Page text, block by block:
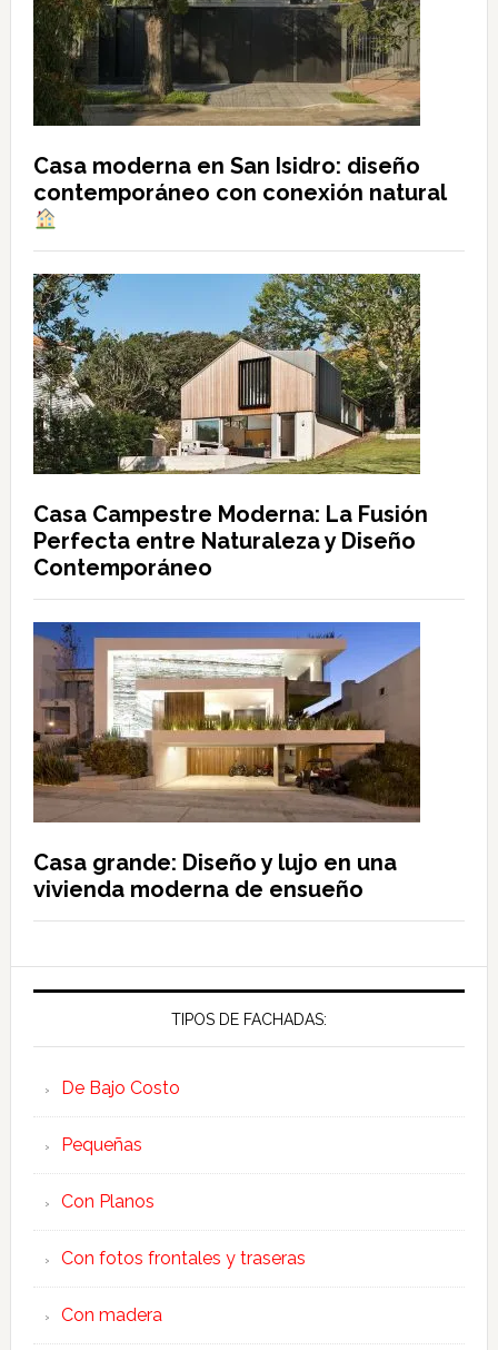
Casa moderna en San Isidro: diseño
contemporáneo con conexión natural
Casa Campestre Moderna: La Fusión
Perfecta entre Naturaleza y Diseño
Contemporáneo
Casa grande: Diseño y lujo en una
vivienda moderna de ensueño
TIPOS DE FACHADAS:
De Bajo Costo
Pequeñas
Con Planos
Con fotos frontales y traseras
Con madera